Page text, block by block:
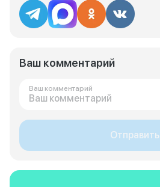
Ваш комментарий
Ваш комментарий
Отправить